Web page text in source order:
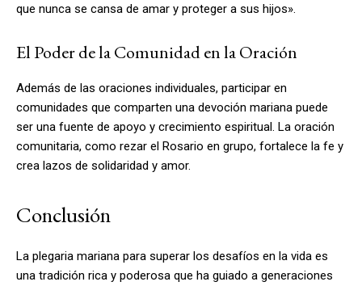
que nunca se cansa de amar y proteger a sus hijos».
El Poder de la Comunidad en la Oración
Además de las oraciones individuales, participar en
comunidades que comparten una devoción mariana puede
ser una fuente de apoyo y crecimiento espiritual. La oración
comunitaria, como rezar el Rosario en grupo, fortalece la fe y
crea lazos de solidaridad y amor.
Conclusión
La plegaria mariana para superar los desafíos en la vida es
una tradición rica y poderosa que ha guiado a generaciones